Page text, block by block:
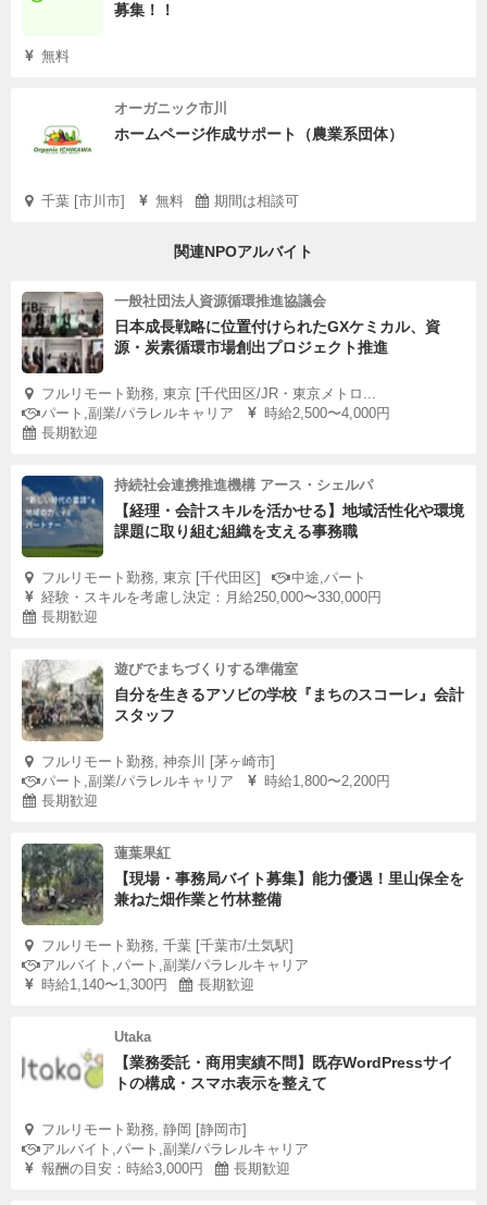
募集！！
無料
オーガニック市川
ホームページ作成サポート（農業系団体）
千葉 [市川市] 無料 期間は相談可
関連NPOアルバイト
一般社団法人資源循環推進協議会
日本成長戦略に位置付けられたGXケミカル、資
源・炭素循環市場創出プロジェクト推進
フルリモート勤務, 東京 [千代田区/JR・東京メトロ...
パート,副業/パラレルキャリア
時給2,500〜4,000円
長期歓迎
持続社会連携推進機構 アース・シェルパ
【経理・会計スキルを活かせる】地域活性化や環境
課題に取り組む組織を支える事務職
フルリモート勤務, 東京 [千代田区]
中途,パート
経験・スキルを考慮し決定：月給250,000〜330,000円
長期歓迎
遊びでまちづくりする準備室
自分を生きるアソビの学校『まちのスコーレ』会計
スタッフ
フルリモート勤務, 神奈川 [茅ヶ崎市]
パート,副業/パラレルキャリア
時給1,800〜2,200円
長期歓迎
蓮葉果紅
【現場・事務局バイト募集】能力優遇！里山保全を
兼ねた畑作業と竹林整備
フルリモート勤務, 千葉 [千葉市/土気駅]
アルバイト,パート,副業/パラレルキャリア
時給1,140〜1,300円
長期歓迎
Utaka
【業務委託・商用実績不問】既存WordPressサイ
トの構成・スマホ表示を整えて
フルリモート勤務, 静岡 [静岡市]
アルバイト,パート,副業/パラレルキャリア
報酬の目安：時給3,000円
長期歓迎